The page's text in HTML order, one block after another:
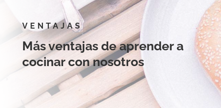
VENTAJAS
Más ventajas de aprender a
cocinar con nosotros